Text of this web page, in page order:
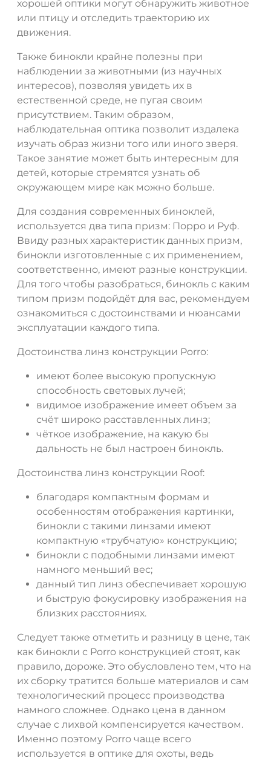
хорошей оптики могут обнаружить животное
или птицу и отследить траекторию их
движения.
Также бинокли крайне полезны при
наблюдении за животными (из научных
интересов), позволяя увидеть их в
естественной среде, не пугая своим
присутствием. Таким образом,
наблюдательная оптика позволит издалека
изучать образ жизни того или иного зверя.
Такое занятие может быть интересным для
детей, которые стремятся узнать об
окружающем мире как можно больше.
Для создания современных биноклей,
используется два типа призм: Порро и Руф.
Ввиду разных характеристик данных призм,
бинокли изготовленные с их применением,
соответственно, имеют разные конструкции.
Для того чтобы разобраться, бинокль с каким
типом призм подойдёт для вас, рекомендуем
ознакомиться с достоинствами и нюансами
эксплуатации каждого типа.
Достоинства линз конструкции Porro:
имеют более высокую пропускную
способность световых лучей;
видимое изображение имеет объем за
счёт широко расставленных линз;
чёткое изображение, на какую бы
дальность не был настроен бинокль.
Достоинства линз конструкции Roof:
благодаря компактным формам и
особенностям отображения картинки,
бинокли с такими линзами имеют
компактную «трубчатую» конструкцию;
бинокли с подобными линзами имеют
намного меньший вес;
данный тип линз обеспечивает хорошую
и быструю фокусировку изображения на
близких расстояниях.
Следует также отметить и разницу в цене, так
как бинокли с Porro конструкцией стоят, как
правило, дороже. Это обусловлено тем, что на
их сборку тратится больше материалов и сам
технологический процесс производства
намного сложнее. Однако цена в данном
случае с лихвой компенсируется качеством.
Именно поэтому Porro чаще всего
используется в оптике для охоты, ведь